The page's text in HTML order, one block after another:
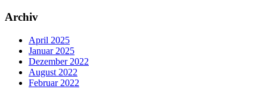
Archiv
April 2025
Januar 2025
Dezember 2022
August 2022
Februar 2022